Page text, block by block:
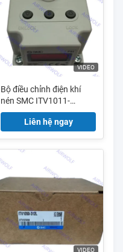
VIDEO
Bộ điều chỉnh điện khí
nén SMC ITV1011-
222S/L/N ITV1031-
222S/L/N ITV1051-
Liên hệ ngay
VIDEO